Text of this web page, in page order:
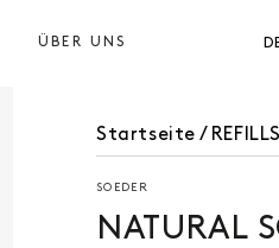
ÜBER UNS
Startseite /
SOEDER
NATURAL